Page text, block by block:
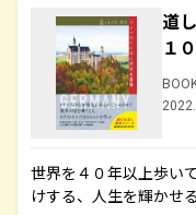
道
１
世界を４０年以上歩い
けする、人生を輝かせ